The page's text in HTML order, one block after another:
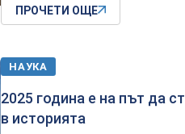
ПРОЧЕТИ ОЩЕ
НАУКА
2025 година е на път да
в историята